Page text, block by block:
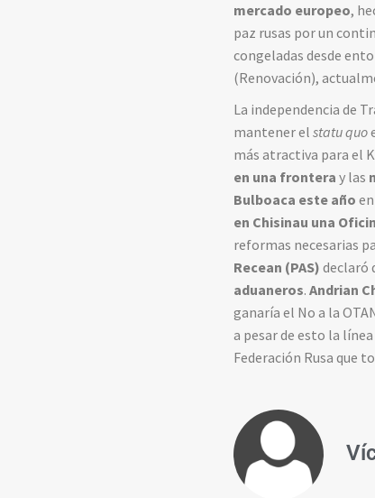
mercado europeo,
paz rusas por un
congeladas desde
(Renovación),
La independencia de
mantener elstatu quo
más atractiva para el
en una frontera y las
Bulboaca este año
en Chisinau una
reformas necesarias
Recean (PAS) declaró
aduaneros.Andrian
ganaría el No a la
a pesar de esto la
Federación Rusa que